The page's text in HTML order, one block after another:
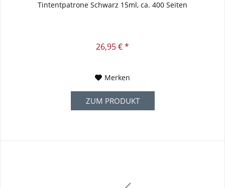
Tintentpatrone Schwarz 15ml, ca. 400 Seiten
26,95 € *
Merken
ZUM PRODUKT